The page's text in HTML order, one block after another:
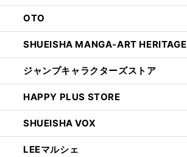
OTO
SHUEISHA MANGA-ART HERITAGE
ジャンプキャラクターズストア
HAPPY PLUS STORE
SHUEISHA VOX
LEEマルシェ